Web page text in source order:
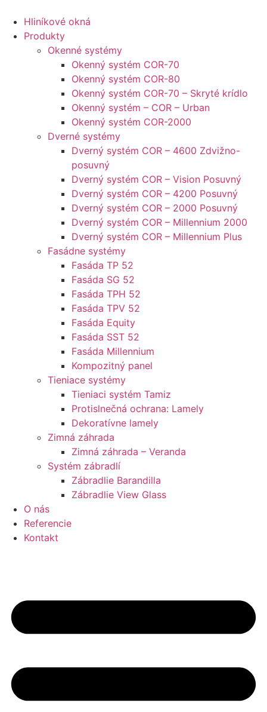
Hliníkové okná
Produkty
Okenné systémy
Okenný systém COR-70
Okenný systém COR-80
Okenný systém COR-70 – Skryté krídlo
Okenný systém – COR – Urban
Okenný systém COR-2000
Dverné systémy
Dverný systém COR – 4600 Zdvižno-
posuvný
Dverný systém COR – Vision Posuvný
Dverný systém COR – 4200 Posuvný
Dverný systém COR – 2000 Posuvný
Dverný systém COR – Millennium 2000
Dverný systém COR – Millennium Plus
Fasádne systémy
Fasáda TP 52
Fasáda SG 52
Fasáda TPH 52
Fasáda TPV 52
Fasáda Equity
Fasáda SST 52
Fasáda Millennium
Kompozitný panel
Tieniace systémy
Tieniaci systém Tamiz
Protislnečná ochrana: Lamely
Dekoratívne lamely
Zimná záhrada
Zimná záhrada – Veranda
Systém zábradlí
Zábradlie Barandilla
Zábradlie View Glass
O nás
Referencie
Kontakt